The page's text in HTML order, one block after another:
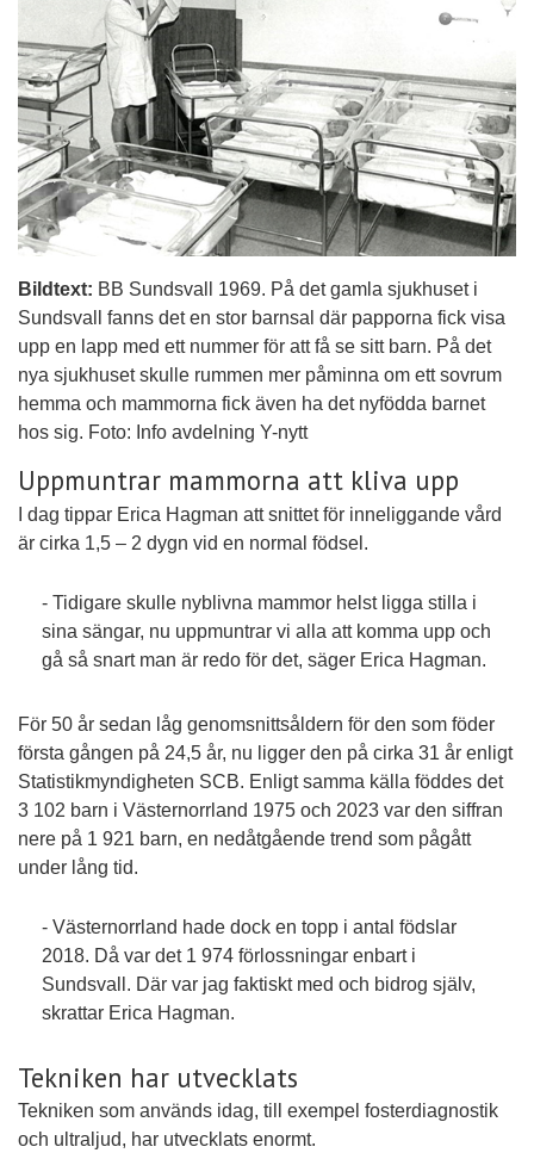
Bildtext: BB Sundsvall 1969. På det gamla sjukhuset i
Sundsvall fanns det en stor barnsal där papporna fick visa
upp en lapp med ett nummer för att få se sitt barn. På det
nya sjukhuset skulle rummen mer påminna om ett sovrum
hemma och mammorna fick även ha det nyfödda barnet
hos sig. Foto: Info avdelning Y-nytt
Uppmuntrar mammorna att kliva upp
I dag tippar Erica Hagman att snittet för inneliggande vård
är cirka 1,5 – 2 dygn vid en normal födsel.
- Tidigare skulle nyblivna mammor helst ligga stilla i
sina sängar, nu uppmuntrar vi alla att komma upp och
gå så snart man är redo för det, säger Erica Hagman.
För 50 år sedan låg genomsnittsåldern för den som föder
första gången på 24,5 år, nu ligger den på cirka 31 år enligt
Statistikmyndigheten SCB. Enligt samma källa föddes det
3 102 barn i Västernorrland 1975 och 2023 var den siffran
nere på 1 921 barn, en nedåtgående trend som pågått
under lång tid.
- Västernorrland hade dock en topp i antal födslar
2018. Då var det 1 974 förlossningar enbart i
Sundsvall. Där var jag faktiskt med och bidrog själv,
skrattar Erica Hagman.
Tekniken har utvecklats
Tekniken som används idag, till exempel fosterdiagnostik
och ultraljud, har utvecklats enormt.